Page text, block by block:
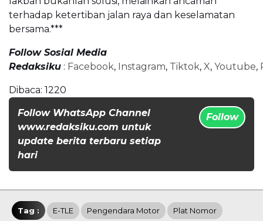
terhadap ketertiban jalan raya dan keselamatan
bersama.***
Follow Sosial Media
Redaksiku : Facebook, Instagram, Tiktok, X, Youtube,
Dibaca: 1220
Follow WhatsApp Channel
www.redaksiku.com untuk
update berita terbaru setiap
hari
Follow
Tag : E-TLE Pengendara Motor Plat Nomor